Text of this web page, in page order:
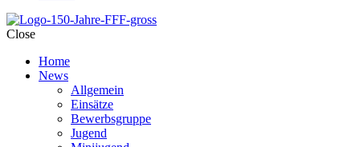
Close
Home
News
Allgemein
Einsätze
Bewerbsgruppe
Jugend